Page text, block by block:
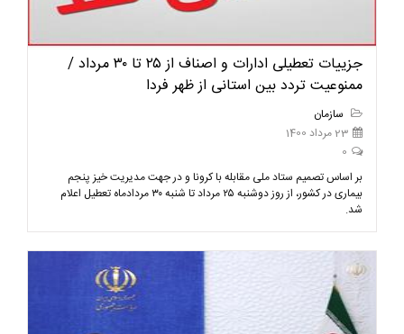
جزییات تعطیلی ادارات و اصناف از ۲۵ تا ۳۰ مرداد /
ممنوعیت تردد بین استانی از ظهر فردا
سازمان
23 مرداد 1400
0
بر اساس تصمیم ستاد ملی مقابله با کرونا و در جهت مدیریت خیز پنجم
بیماری در کشور، از روز دوشنبه ۲۵ مرداد تا شنبه ۳۰ مردادماه تعطیل اعلام
شد.